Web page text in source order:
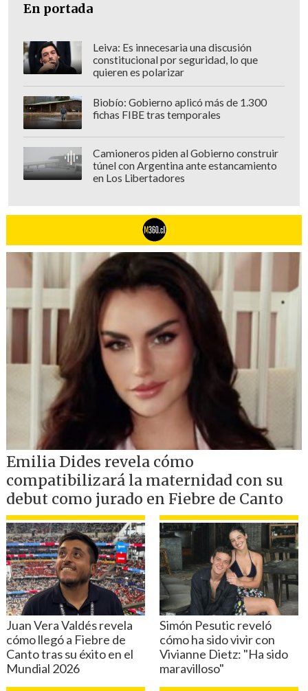
En portada
Leiva: Es innecesaria una discusión
constitucional por seguridad, lo que
quieren es polarizar
Biobío: Gobierno aplicó más de 1.300
fichas FIBE tras temporales
Camioneros piden al Gobierno construir
túnel con Argentina ante estancamiento
en Los Libertadores